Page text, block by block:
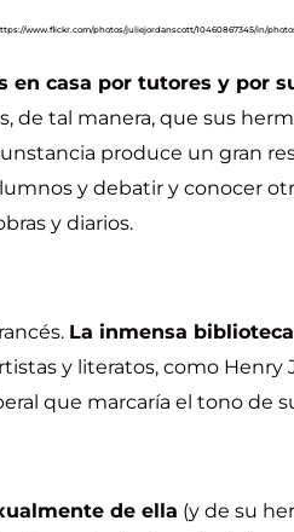
www.flickr.com/photos/juliejordanscott/10460867345/in/
en casa por tutores y por
de tal manera, que sus
produce un gran
y debatir y conocer
y diarios.
La inmensa
y literatos, como Henry
que marcaría el tono de
de ella (y de su